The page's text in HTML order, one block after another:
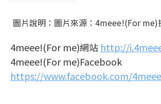
圖片說明：圖片來源：4meee!(For me)
4meee!(For me)網站 http://
4meee!(For me)Facebook
https://www.facebook.com/